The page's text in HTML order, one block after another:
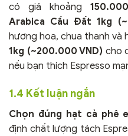
có giá khoảng
Arabica Cầu Đất 1kg
hương hoa, chua thanh và
1kg (~200.000 VND) cho
nếu bạn thích Espresso
1.4 Kết luận ngắn
Chọn đúng hạt cà phê
định chất lượng tách